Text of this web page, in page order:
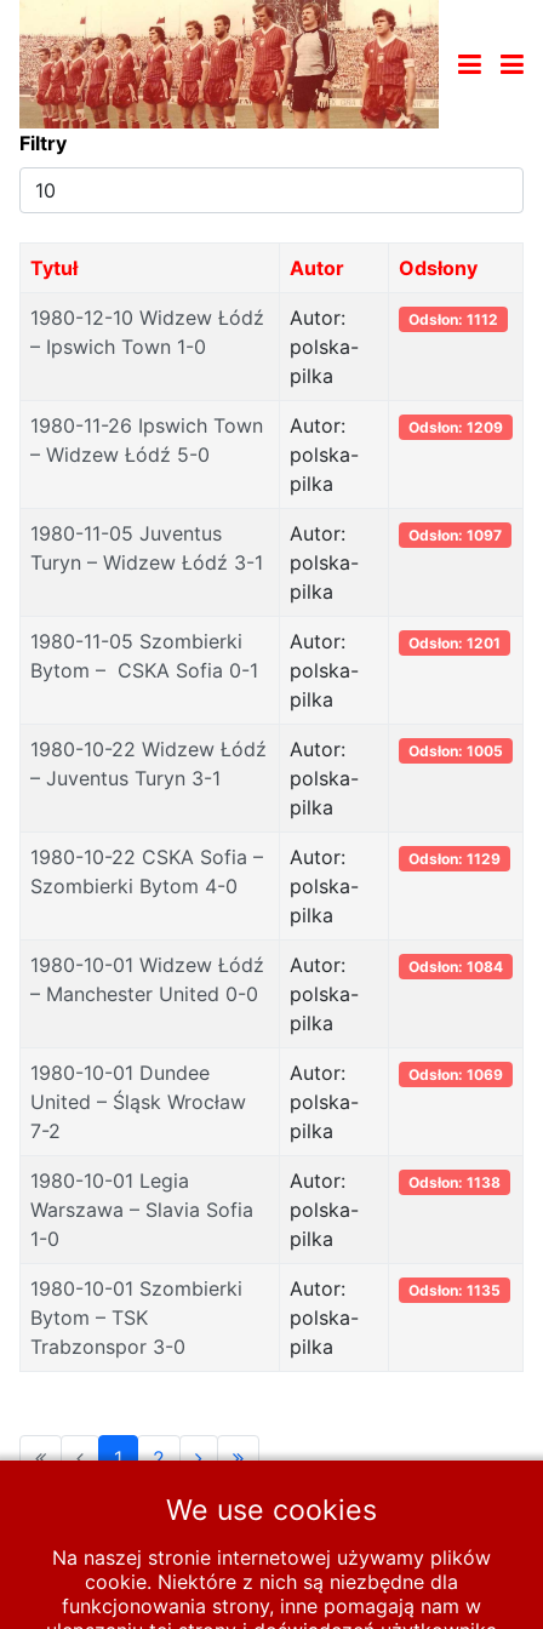
Filtry
Pokaż
#
Tytuł Autor Odsłony
1980-12-10 Widzew Łódź
– Ipswich Town 1-0
Autor:
polska-
pilka
Odsłon: 1112
1980-11-26 Ipswich Town
– Widzew Łódź 5-0
Autor:
polska-
pilka
Odsłon: 1209
1980-11-05 Juventus
Turyn – Widzew Łódź 3-1
Autor:
polska-
pilka
Odsłon: 1097
1980-11-05 Szombierki
Bytom – CSKA Sofia 0-1
Autor:
polska-
pilka
Odsłon: 1201
1980-10-22 Widzew Łódź
– Juventus Turyn 3-1
Autor:
polska-
pilka
Odsłon: 1005
1980-10-22 CSKA Sofia –
Szombierki Bytom 4-0
Autor:
polska-
pilka
Odsłon: 1129
1980-10-01 Widzew Łódź
– Manchester United 0-0
Autor:
polska-
pilka
Odsłon: 1084
1980-10-01 Dundee
United – Śląsk Wrocław
7-2
Autor:
polska-
pilka
Odsłon: 1069
1980-10-01 Legia
Warszawa – Slavia Sofia
1-0
Autor:
polska-
pilka
Odsłon: 1138
1980-10-01 Szombierki
Bytom – TSK
Trabzonspor 3-0
Autor:
polska-
pilka
Odsłon: 1135
1 2
Start
PUCHARY
We use cookies
Na naszej stronie internetowej używamy plików
cookie. Niektóre z nich są niezbędne dla
funkcjonowania strony, inne pomagają nam w